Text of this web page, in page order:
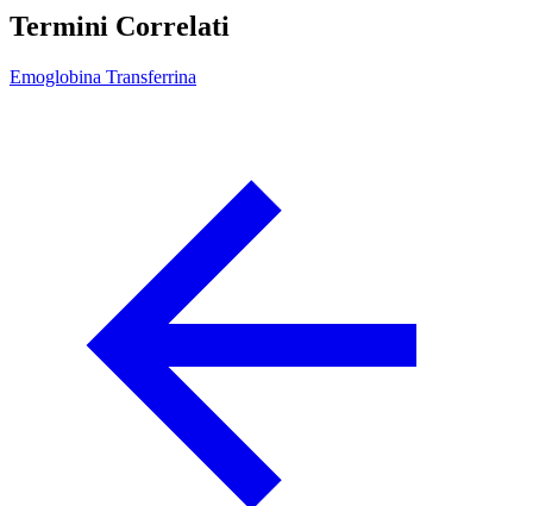
Termini Correlati
Emoglobina Transferrina